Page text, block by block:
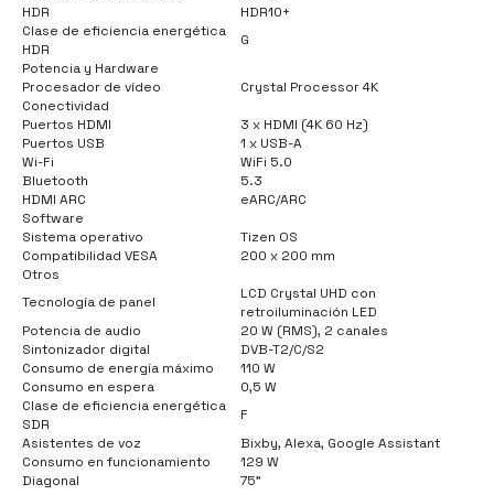
HDR
HDR10+
Clase de eficiencia energética
HDR
G
Potencia y Hardware
Procesador de vídeo
Crystal Processor 4K
Conectividad
Puertos HDMI
3 x HDMI (4K 60 Hz)
Puertos USB
1 x USB-A
Wi-Fi
WiFi 5.0
Bluetooth
5.3
HDMI ARC
eARC/ARC
Software
Sistema operativo
Tizen OS
Compatibilidad VESA
200 x 200 mm
Otros
Tecnología de panel
LCD Crystal UHD con
retroiluminación LED
Potencia de audio
20 W (RMS), 2 canales
Sintonizador digital
DVB-T2/C/S2
Consumo de energía máximo
110 W
Consumo en espera
0,5 W
Clase de eficiencia energética
SDR
F
Asistentes de voz
Bixby, Alexa, Google Assistant
Consumo en funcionamiento
129 W
Diagonal
75"